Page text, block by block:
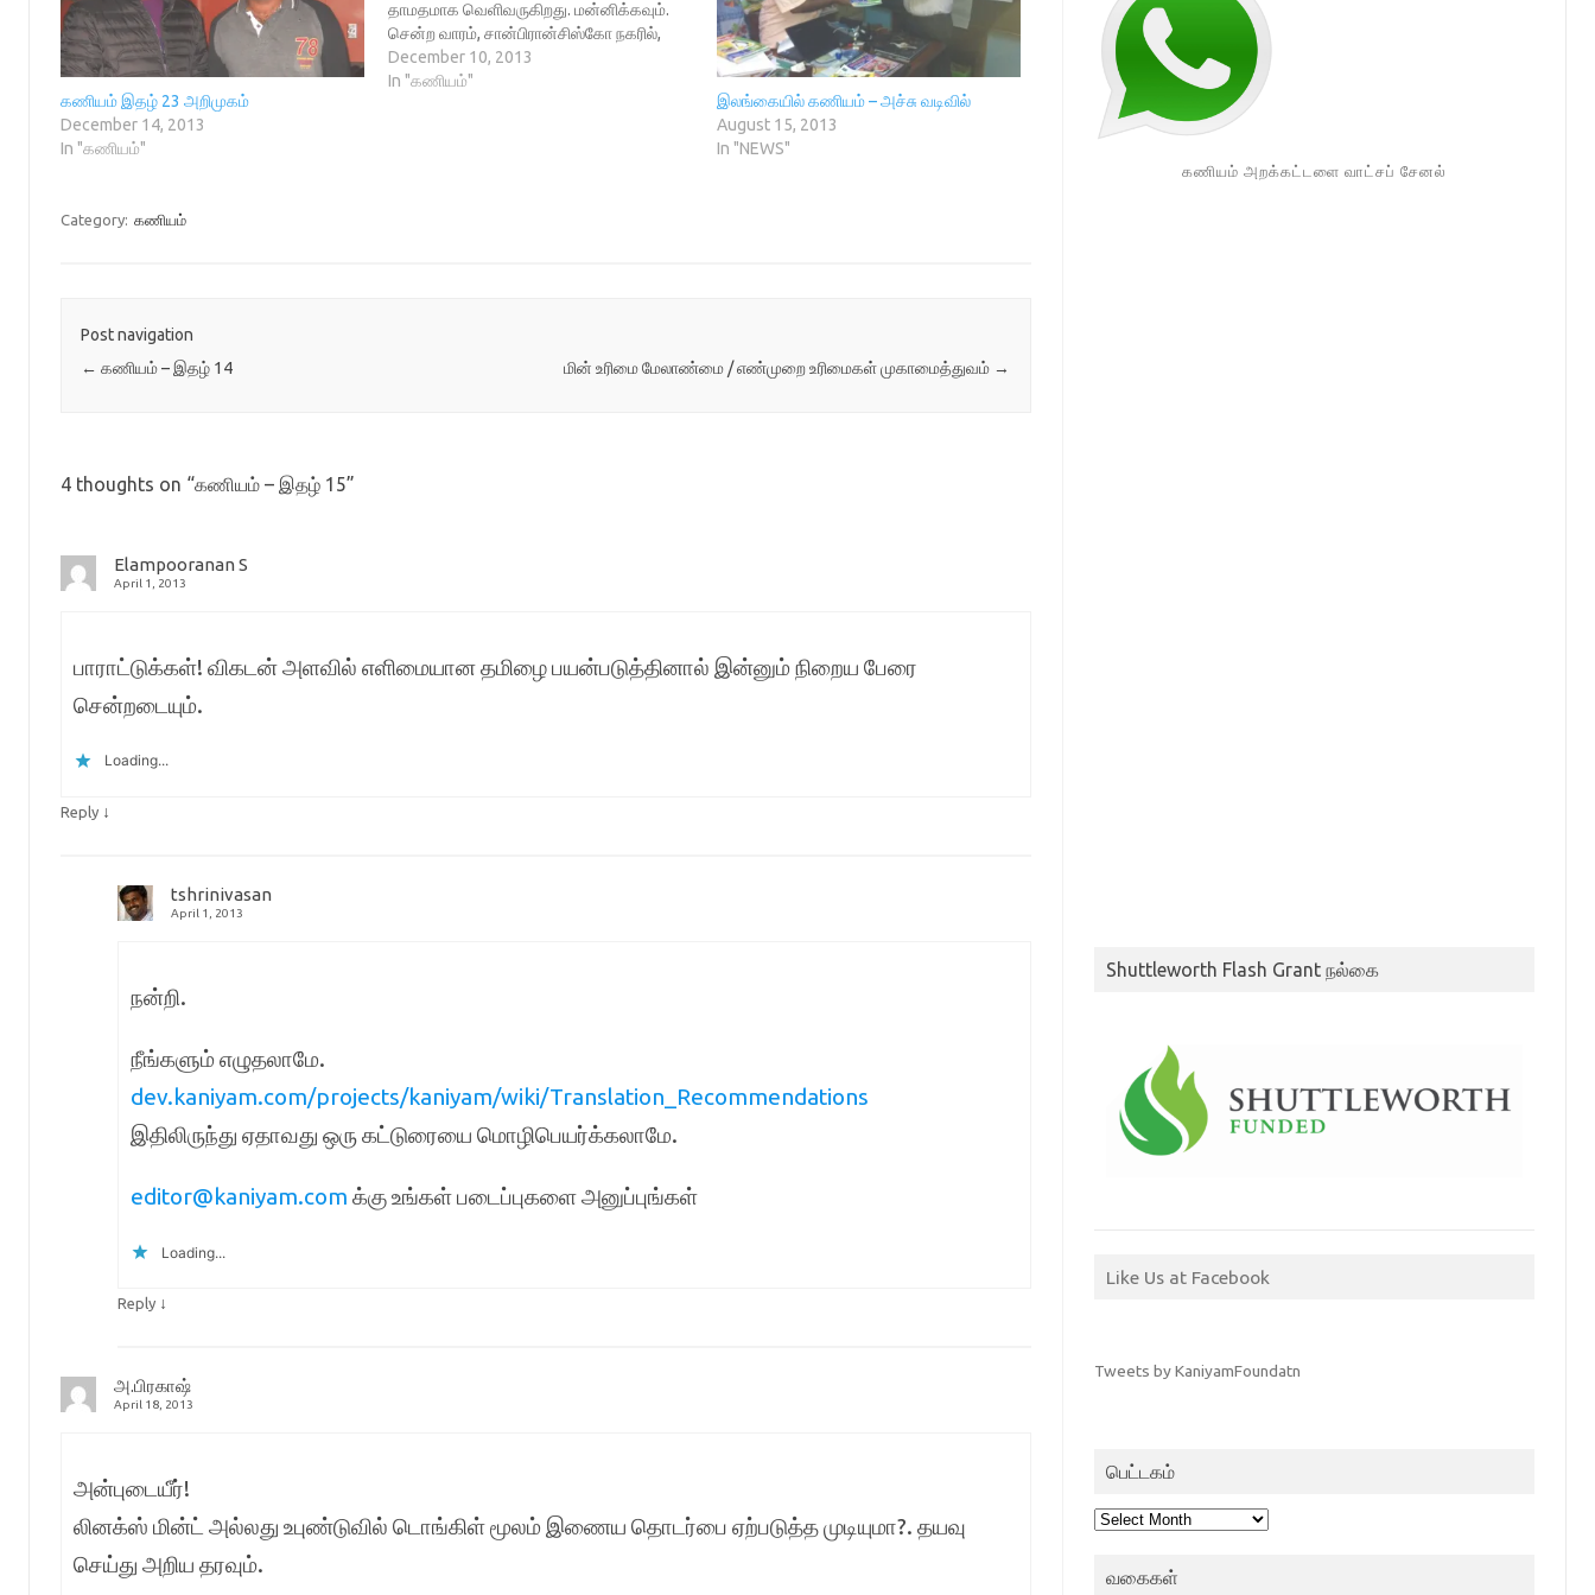
i
n
n
e
w
w
i
n
d
o
n
n
e
w
w
n
d
o
w
w
)
n
i
n
d
s
e
கணியம் இதழ் 23 அறிமுகம்
December 14, 2013
In "கணியம்"
தாமதமாக வெளிவருகிறது. மன்னிக்கவும்.
சென்ற வாரம், சான்பிரான்சிஸ்கோ நகரில்,
எழில் [ http://ezhillang.org]எனும் தமிழ் நிரல்
மொழியை உருவாக்கிய, முத்து அவர்களை
December 10, 2013
In "கணியம்"
இலங்கையில் கணியம் – அச்சு வடிவில்
August 15, 2013
In "NEWS"
Category: கணியம்
Post navigation
← கணியம் – இதழ் 14 மின் உரிமை மேலாண்மை / எண்முறை உரிமைகள் முகாமைத்துவம் →
4 thoughts on “கணியம் – இதழ் 15”
Elampooranan S
April 1, 2013
பாராட்டுக்கள்! விகடன் அளவில் எளிமையான தமிழை பயன்படுத்தினால் இன்னும் நிறைய பேரை
சென்றடையும்.
Loading...
Reply ↓
tshrinivasan
April 1, 2013
நன்றி.
நீங்களும் எழுதலாமே.
dev.kaniyam.com/projects/kaniyam/wiki/Translation_Recommendations
இதிலிருந்து ஏதாவது ஒரு கட்டுரையை மொழிபெயர்க்கலாமே.
editor@kaniyam.com க்கு உங்கள் படைப்புகளை அனுப்புங்கள்
Loading...
Reply ↓
அ.பிரகாஷ்
April 18, 2013
அன்புடையீர்!
லினக்ஸ் மின்ட் அல்லது உபுண்டுவில் டொங்கிள் மூலம் இணைய தொடர்பை ஏற்படுத்த முடியுமா?. தயவு
செய்து அறிய தரவும்.
கணியம் அறக்கட்டளை வாட்சப் சேனல்
Shuttleworth Flash Grant நல்கை
Like Us at Facebook
Tweets by KaniyamFoundatn
பெட்டகம்
பெட்டகம்
வகைகள்